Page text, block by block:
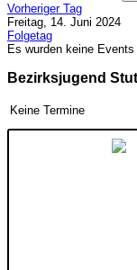
Vorheriger Tag
Freitag, 14. Juni 2024
Folgetag
Es wurden keine Events
Bezirksjugend
Keine Termine